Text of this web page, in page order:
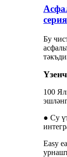
Бу
100
● Су
Easy